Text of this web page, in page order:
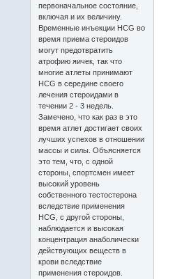
первоначальное состояние,
включая и их величину.
Временные инъекции HCG во
время приема стероидов
могут предотвратить
атрофию яичек, так что
многие атлеты принимают
HCG в середине своего
лечения стероидами в
течении 2 - 3 недель.
Замечено, что как раз в это
время атлет достигает своих
лучших успехов в отношении
массы и силы. Объясняется
это тем, что, с одной
стороны, спортсмен имеет
высокий уровень
собственного тестостерона
вследствие применения
HCG, с другой стороны,
наблюдается и высокая
концентрация анаболически
действующих веществ в
крови вследствие
применения стероидов.